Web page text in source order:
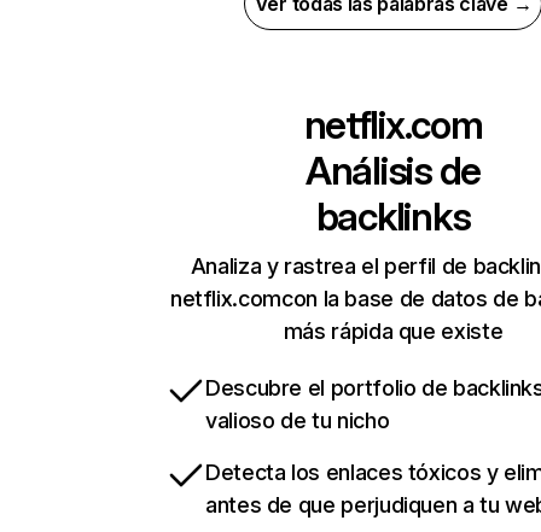
netflix.com
Análisis de
backlinks
Analiza y rastrea el perfil de
netflix.comcon la base de datos de
más rápida que existe
Descubre el portfolio de
valioso de tu nicho
Detecta los enlaces tóxicos y
antes de que perjudiquen a tu